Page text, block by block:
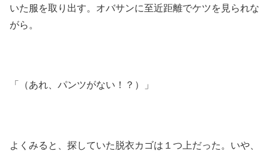
いた服を取り出す。オバサンに至近距離でケツを見られな
がら。
「（あれ、パンツがない！？）」
よくみると、探していた脱衣カゴは１つ上だった。いや、